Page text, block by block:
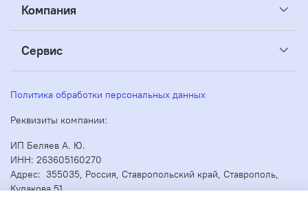
Компания
Сервис
Политика обработки персональных данных
Реквизиты компании:
ИП Беляев А. Ю.
ИНН: 263605160270
Адрес: 355035, Россия, Ставропольский край, Ставрополь,
Кулакова 51